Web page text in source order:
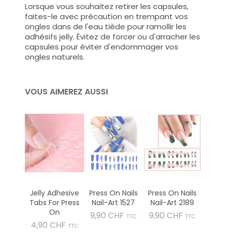
Lorsque vous souhaitez retirer les capsules,
faites-le avec précaution en trempant vos
ongles dans de l'eau tiède pour ramollir les
adhésifs jelly. Évitez de forcer ou d'arracher les
capsules pour éviter d'endommager vos
ongles naturels.
VOUS AIMEREZ AUSSI
Jelly Adhesive
Tabs For Press
On
4,90 CHF Prix
TTC
Press On Nails
Nail-Art 1527
9,90 CHF Prix
TTC
Press On Nails
Nail-Art 2189
9,90 CHF Prix
TTC